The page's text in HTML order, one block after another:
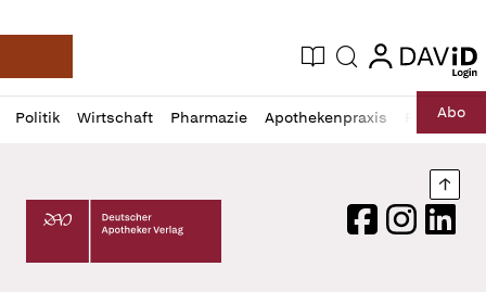
Deutsche Apotheker Zeitung
Aktuelle Ausgabe
Suche login
login
Politik Wirtschaft Pharmazie Apothekenpraxis RechtAbo
Profil
öffnen
Daz
Pur
Deutscher Apotheker Verlag Logo
FacebookInstagram